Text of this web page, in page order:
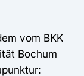
vom BKK
Bochum